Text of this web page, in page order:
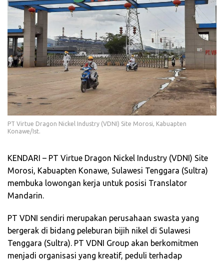
PT Virtue Dragon Nickel Industry (VDNI) Site Morosi, Kabuapten
Konawe/Ist.
KENDARI – PT Virtue Dragon Nickel Industry (VDNI) Site
Morosi, Kabuapten Konawe, Sulawesi Tenggara (Sultra)
membuka lowongan kerja untuk posisi Translator
Mandarin.
PT VDNI sendiri merupakan perusahaan swasta yang
bergerak di bidang peleburan bijih nikel di Sulawesi
Tenggara (Sultra). PT VDNI Group akan berkomitmen
menjadi organisasi yang kreatif, peduli terhadap